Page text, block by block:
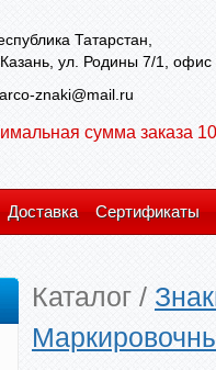
Татарстан,
Казань, ул. Родины 7/1, офис
znaki@mail.ru
сумма заказа
Доставка Сертификаты
Каталог /